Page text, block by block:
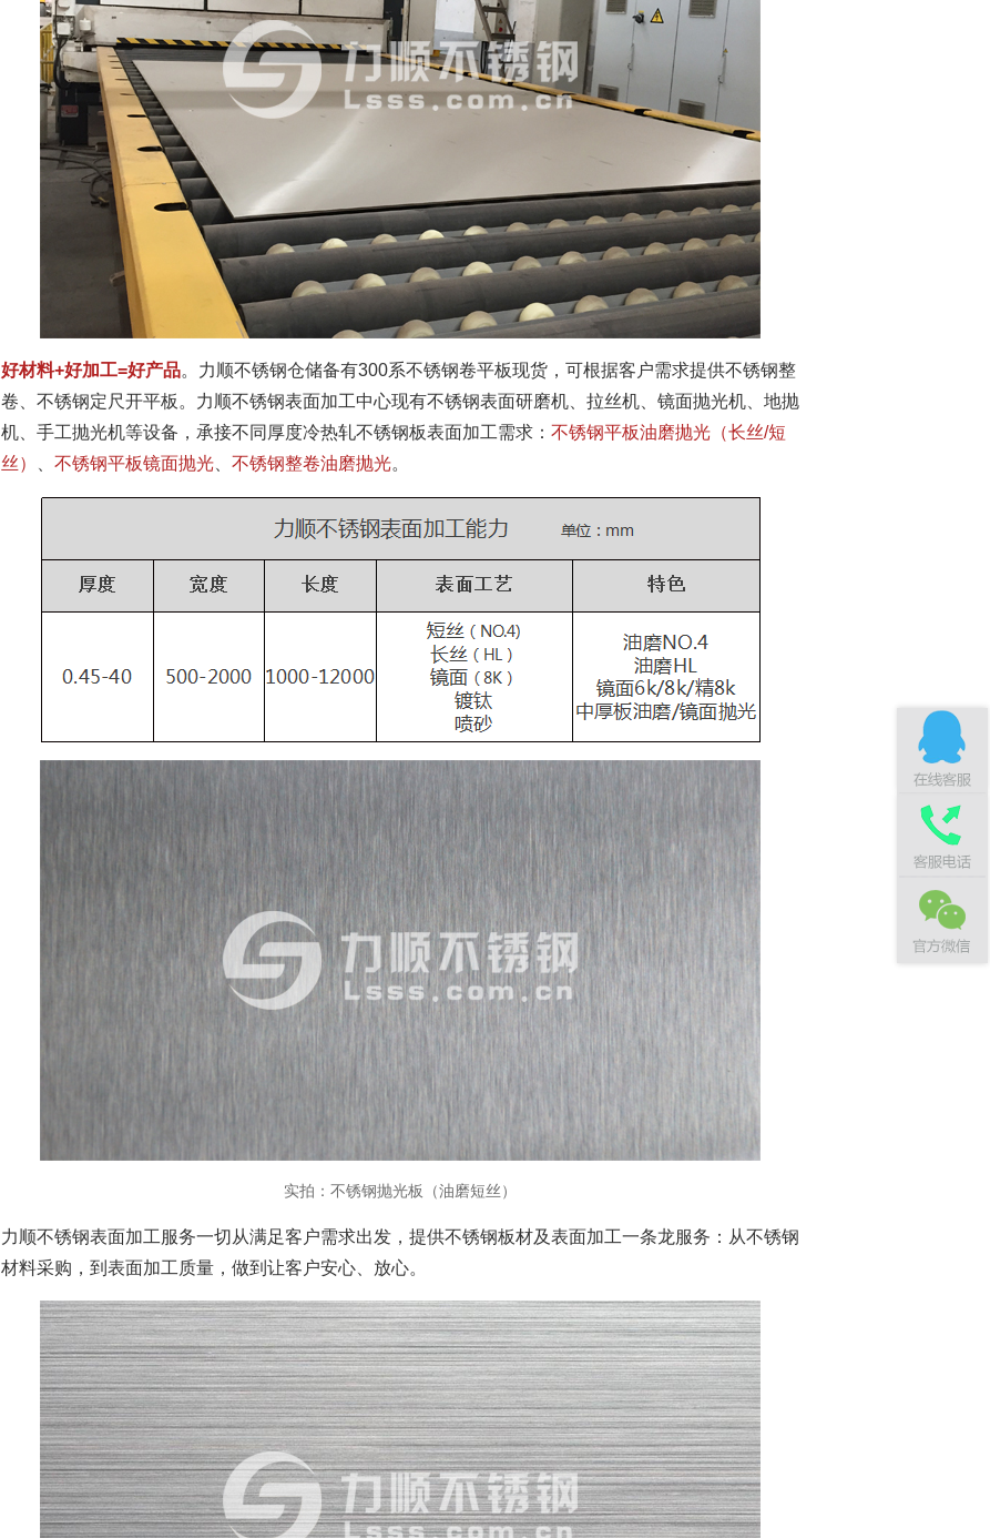
好材料+好加工=好产品。力顺不锈钢仓储备有300系不锈钢卷平板现货，可根据客户需求提供不锈钢整
卷、不锈钢定尺开平板。力顺不锈钢表面加工中心现有不锈钢表面研磨机、拉丝机、镜面抛光机、地抛
机、手工抛光机等设备，承接不同厚度冷热轧不锈钢板表面加工需求： 不锈钢平板油磨抛光（长丝/短
丝）
不锈钢平板镜面抛光 不锈钢整卷油磨抛光。
实拍：不锈钢抛光板（油磨短丝）
力顺不锈钢表面加工服务一切从满足客户需求出发，提供不锈钢板材及表面加工一条龙服务：从不锈钢
材料采购，到表面加工质量，做到让客户安心、放心。